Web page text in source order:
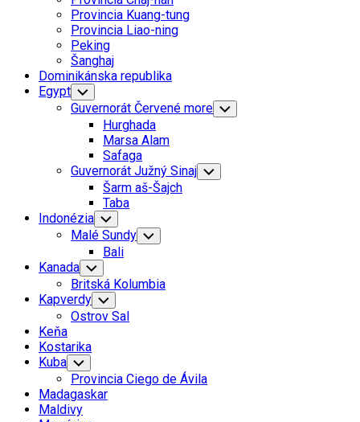
Menu
Provincia Kuang-tung
Provincia Liao-ning
Peking
Šanghaj
Dominikánska republika
Egypt Toggle
Child
Menu
Guvernorát Červené more Toggle
Child
Hurghada
Marsa Alam
Safaga
Guvernorát Južný Sinaj Toggle
Child
Šarm aš-Šajch
Taba
Indonézia Toggle
Child
Menu
Malé Sundy Toggle
Child
Bali
Kanada Toggle
Child
Menu
Britská Kolumbia
Kapverdy Toggle
Child
Menu
Ostrov Sal
Keňa
Kostarika
Kuba Toggle
Child
Menu
Provincia Ciego de Ávila
Madagaskar
Maldivy